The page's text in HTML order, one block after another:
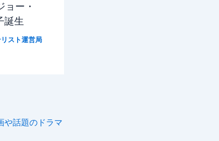
ョー・
誕生
スト運営局
や話題のドラマ